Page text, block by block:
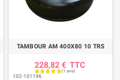
TAMBOUR AM 400X80 10 TRS
228,82 € TTC
102-101196